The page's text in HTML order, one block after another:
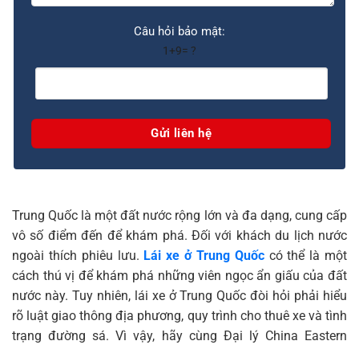
Câu hỏi bảo mật:
1+9= ?
Trung Quốc là một đất nước rộng lớn và đa dạng, cung cấp
vô số điểm đến để khám phá. Đối với khách du lịch nước
ngoài thích phiêu lưu. Lái xe ở Trung Quốccó thể là một
cách thú vị để khám phá những viên ngọc ẩn giấu của đất
nước này. Tuy nhiên, lái xe ở Trung Quốc đòi hỏi phải hiểu
rõ luật giao thông địa phương, quy trình cho thuê xe và tình
trạng đường sá. Vì vậy, hãy cùng Đại lý China Eastern